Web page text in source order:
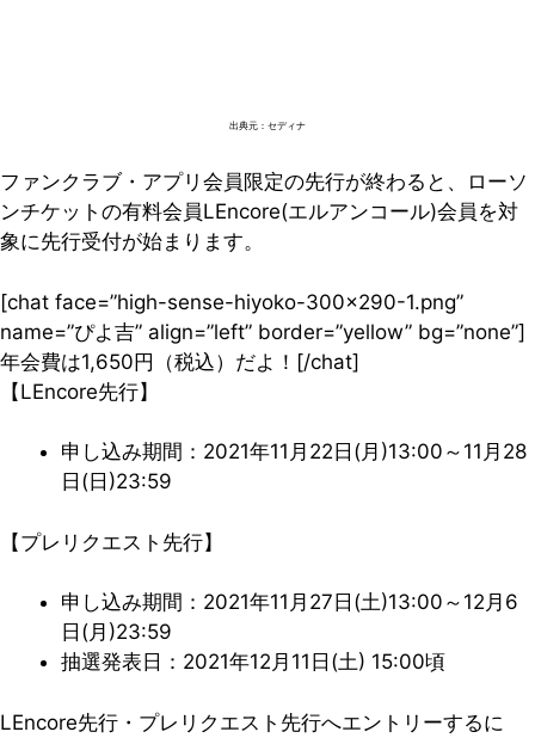
出典元：セディナ
ファンクラブ・アプリ会員限定の先行が終わると、ローソ
ンチケットの有料会員LEncore(エルアンコール)会員を対
象に先行受付が始まります。
[chat face=”high-sense-hiyoko-300×290-1.png”
name=”ぴよ吉” align=”left” border=”yellow” bg=”none”]
年会費は1,650円（税込）だよ！[/chat]
【LEncore先行】
申し込み期間：2021年11月22日(月)13:00～11月28
日(日)23:59
【プレリクエスト先行】
申し込み期間：2021年11月27日(土)13:00～12月6
日(月)23:59
抽選発表日：2021年12月11日(土) 15:00頃
LEncore先行・プレリクエスト先行へエントリーするに